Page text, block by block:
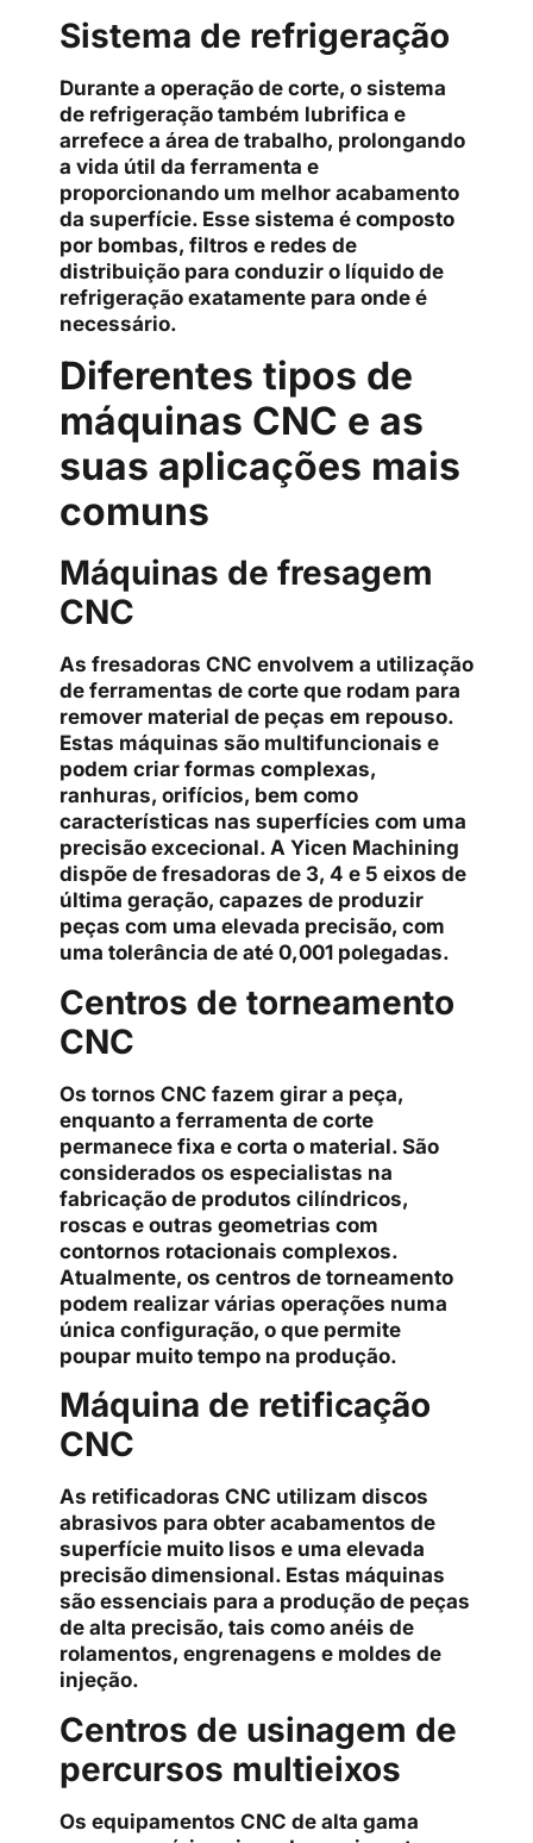
Sistema de refrigeração
Durante a operação de corte, o sistema
de refrigeração também lubrifica e
arrefece a área de trabalho, prolongando
a vida útil da ferramenta e
proporcionando um melhor acabamento
da superfície. Esse sistema é composto
por bombas, filtros e redes de
distribuição para conduzir o líquido de
refrigeração exatamente para onde é
necessário.
Diferentes tipos de
máquinas CNC e as
suas aplicações mais
comuns
Máquinas de fresagem
CNC
As fresadoras CNC envolvem a utilização
de ferramentas de corte que rodam para
remover material de peças em repouso.
Estas máquinas são multifuncionais e
podem criar formas complexas,
ranhuras, orifícios, bem como
características nas superfícies com uma
precisão excecional. A Yicen Machining
dispõe de fresadoras de 3, 4 e 5 eixos de
última geração, capazes de produzir
peças com uma elevada precisão, com
uma tolerância de até 0,001 polegadas.
Centros de torneamento
CNC
Os tornos CNC fazem girar a peça,
enquanto a ferramenta de corte
permanece fixa e corta o material. São
considerados os especialistas na
fabricação de produtos cilíndricos,
roscas e outras geometrias com
contornos rotacionais complexos.
Atualmente, os centros de torneamento
podem realizar várias operações numa
única configuração, o que permite
poupar muito tempo na produção.
Máquina de retificação
CNC
As retificadoras CNC utilizam discos
abrasivos para obter acabamentos de
superfície muito lisos e uma elevada
precisão dimensional. Estas máquinas
são essenciais para a produção de peças
de alta precisão, tais como anéis de
rolamentos, engrenagens e moldes de
injeção.
Centros de usinagem de
percursos multieixos
Os equipamentos CNC de alta gama